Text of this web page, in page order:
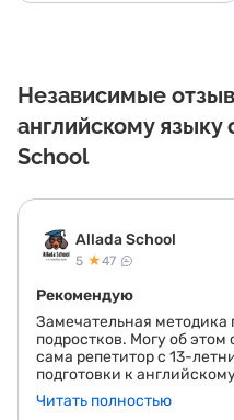
Независимые
английскому языку
School
Allada School
5 ★47
Рекомендую
Замечательная методика
подростков. Могу об этом
сама репетитор с 13-
подготовки к
математике. Английский
математику на 84.
Читать полностью